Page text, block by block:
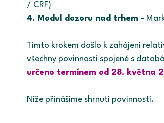
/ CRF)
4. Modul dozoru nad trhem -
Tímto krokem došlo k zahájení
všechny povinnosti spojené s
určeno termínem od 28. května
Níže přinášíme shrnutí povinností.